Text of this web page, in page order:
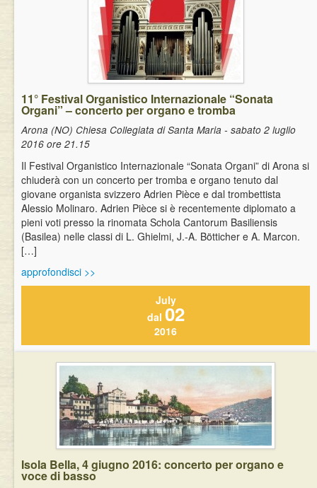
11° Festival Organistico Internazionale “Sonata
Organi” – concerto per organo e tromba
Arona (NO) Chiesa Collegiata di Santa Maria - sabato 2 luglio
2016 ore 21.15
Il Festival Organistico Internazionale “Sonata Organi” di Arona si
chiuderà con un concerto per tromba e organo tenuto dal
giovane organista svizzero Adrien Pièce e dal trombettista
Alessio Molinaro. Adrien Pièce si è recentemente diplomato a
pieni voti presso la rinomata Schola Cantorum Basiliensis
(Basilea) nelle classi di L. Ghielmi, J.-A. Bötticher e A. Marcon.
[…]
approfondisci >>
July
dal 02
2016
Isola Bella, 4 giugno 2016: concerto per organo e
voce di basso